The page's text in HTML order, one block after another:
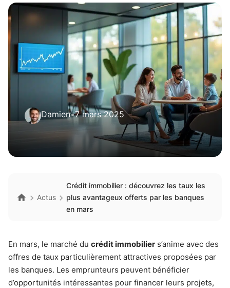
Damien•7 mars 2025
Actus
Crédit immobilier : découvrez les taux les
plus avantageux offerts par les banques
en mars
En mars, le marché du crédit immobilier s’anime avec des
offres de taux particulièrement attractives proposées par
les banques. Les emprunteurs peuvent bénéficier
d’opportunités intéressantes pour financer leurs projets,